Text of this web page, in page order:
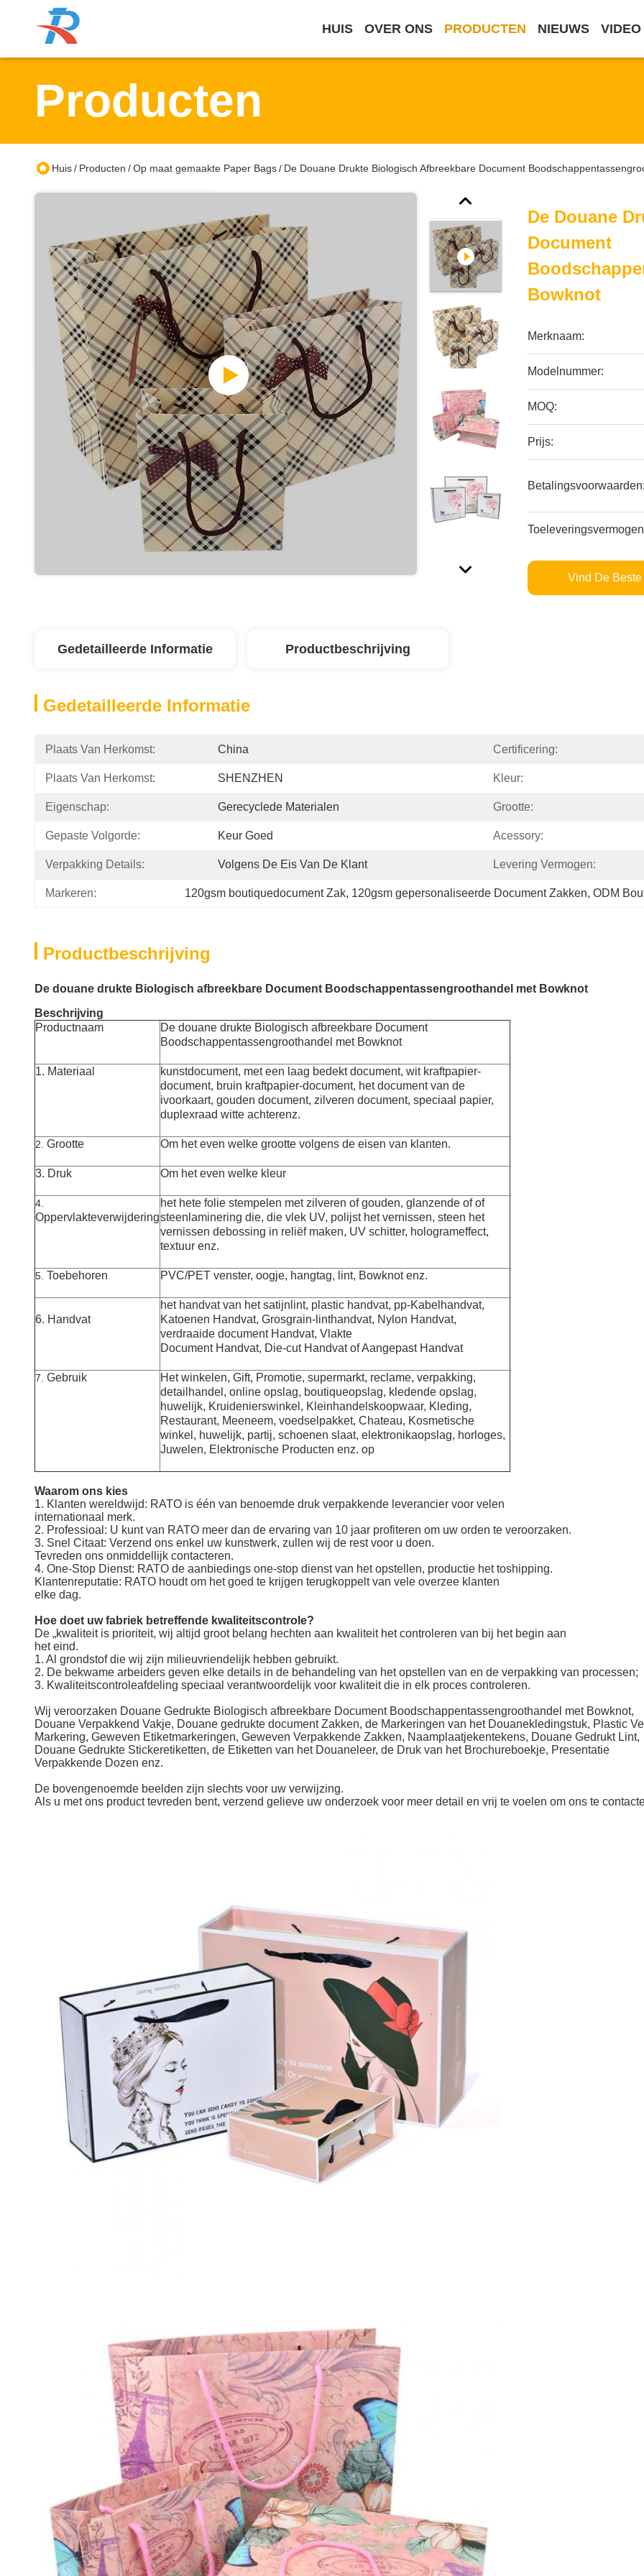
HUIS OVER ONS PRODUCTEN NIEUWS VIDEO
Producten
Huis/ Producten /Op maat gemaakte Paper Bags/ De Douane Drukte Biologisch Afbreekbare Document
De Douane
Document
Bowknot
Merknaam:
Modelnummer:
MOQ:
Prijs:
Betalingsvoorwaarden:
Vind De
Gedetailleerde Informatie Productbeschrijving
Gedetailleerde Informatie
Plaats Van Herkomst: China Certificering:
Plaats Van Herkomst: SHENZHEN Kleur:
Eigenschap: Gerecyclede Materialen Grootte:
Gepaste Volgorde: Keur Goed Acessory:
Verpakking Details: Volgens De Eis Van De Klant Levering Vermogen:
Markeren: 120gsm boutiquedocument Zak, 120gsm gepersonaliseerde Document Zakken, ODM
Productbeschrijving
De douane drukte Biologisch afbreekbare Document Boodschappentassengroothandel met Bowknot
Beschrijving
Productnaam
De douane drukte Biologisch afbreekbare Document
Boodschappentassengroothandel met Bowknot
1. Materiaal
kunstdocument, met een laag bedekt document, wit kraftpapier-
document, bruin kraftpapier-document, het document van de
ivoorkaart, gouden document, zilveren document, speciaal papier,
duplexraad witte achterenz.
2. Grootte Om het even welke grootte volgens de eisen van klanten.
3. Druk Om het even welke kleur
4.
Oppervlakteverwijdering
het hete folie stempelen met zilveren of gouden, glanzende of of
steenlaminering die, die vlek UV, polijst het vernissen, steen het
vernissen debossing in reliëf maken, UV schitter, hologrameffect,
textuur enz.
5. Toebehoren PVC/PET venster, oogje, hangtag, lint, Bowknotenz.
6. Handvat
het handvat van het satijnlint, plastic handvat, pp-Kabelhandvat,
Katoenen Handvat, Grosgrain-linthandvat, Nylon Handvat,
verdraaide document Handvat, Vlakte
Document Handvat, Die-cut Handvat of Aangepast Handvat
7. Gebruik Het winkelen, Gift, Promotie, supermarkt, reclame, verpakking,
detailhandel, online opslag, boutiqueopslag, kledende opslag,
huwelijk, Kruidenierswinkel, Kleinhandelskoopwaar, Kleding,
Restaurant, Meeneem, voedselpakket, Chateau, Kosmetische
winkel, huwelijk, partij, schoenen slaat, elektronikaopslag, horloges,
Juwelen, Elektronische Producten enz. op
Waarom ons kies
1. Klanten wereldwijd: RATO is één van benoemde druk verpakkende leverancier voor velen
internationaal merk.
2. Professioal: U kunt van RATO meer dan de ervaring van 10 jaar profiteren om uw orden te veroorzaken.
3. Snel Citaat: Verzend ons enkel uw kunstwerk, zullen wij de rest voor u doen.
Tevreden ons onmiddellijk contacteren.
4. One-Stop Dienst: RATO de aanbiedings one-stop dienst van het opstellen, productie het toshipping.
Klantenreputatie: RATO houdt om het goed te krijgen terugkoppelt van vele overzee klanten
elke dag.
Hoe doet uw fabriek betreffende kwaliteitscontrole?
De „kwaliteit is prioriteit, wij altijd groot belang hechten aan kwaliteit het controleren van bij het begin aan
het eind.
1. Al grondstof die wij zijn milieuvriendelijk hebben gebruikt.
2. De bekwame arbeiders geven elke details in de behandeling van het opstellen van en de verpakking van processen;
3. Kwaliteitscontroleafdeling speciaal verantwoordelijk voor kwaliteit die in elk proces controleren.
Wij veroorzaken Douane Gedrukte Biologisch afbreekbare Document Boodschappentassengroothandel met Bowknot,
Douane Verpakkend Vakje, Douane gedrukte document Zakken, de Markeringen van het Douanekledingstuk, Plastic
Markering, Geweven Etiketmarkeringen, Geweven Verpakkende Zakken, Naamplaatjekentekens, Douane GedruktLint,
Douane Gedrukte Stickeretiketten, de Etiketten van het Douaneleer, de Druk van het Brochureboekje, Presentatie
Verpakkende Dozen enz.
De bovengenoemde beelden zijn slechts voor uw verwijzing.
Als u met ons product tevreden bent, verzend gelieve uw onderzoek voor meer detail en vrij te voelen om ons te